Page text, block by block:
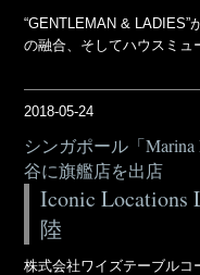
“GENTLEMAN & LADIES”
の融合、そしてハウスミ
2018-05-24
シンガポール「
谷に旗艦店を出店
Iconic
陸
株式会社ワイズテーブルコ